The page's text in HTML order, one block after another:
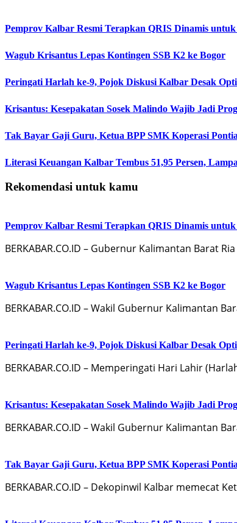
Pemprov Kalbar Resmi Terapkan QRIS Dinamis
Wagub Krisantus Lepas Kontingen SSB K2 ke Bogor
Peringati Harlah ke-9, Pojok Diskusi Kalbar Desak
Krisantus: Kesepakatan Sosek Malindo Wajib Jadi
Tak Bayar Gaji Guru, Ketua BPP SMK Koperasi
Literasi Keuangan Kalbar Tembus 51,95 Persen,
Rekomendasi untuk kamu
Pemprov Kalbar Resmi Terapkan QRIS Dinamis
BERKABAR.CO.ID – Gubernur Kalimantan Barat
Wagub Krisantus Lepas Kontingen SSB K2 ke Bogor
BERKABAR.CO.ID – Wakil Gubernur Kalimantan
Peringati Harlah ke-9, Pojok Diskusi Kalbar Desak
BERKABAR.CO.ID – Memperingati Hari Lahir
Krisantus: Kesepakatan Sosek Malindo Wajib Jadi
BERKABAR.CO.ID – Wakil Gubernur Kalimantan
Tak Bayar Gaji Guru, Ketua BPP SMK Koperasi
BERKABAR.CO.ID – Dekopinwil Kalbar memecat